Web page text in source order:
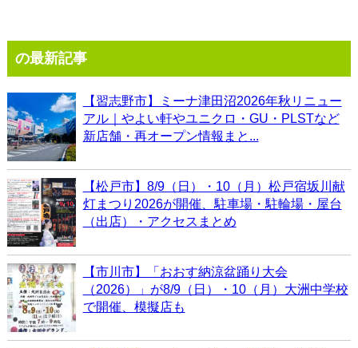
の最新記事
【習志野市】ミーナ津田沼2026年秋リニュー
アル｜やよい軒やユニクロ・GU・PLSTなど
新店舗・再オープン情報まと...
【松戸市】8/9（日）・10（月）松戸宿坂川献
灯まつり2026が開催、駐車場・駐輪場・屋台
（出店）・アクセスまとめ
【市川市】「おおす納涼盆踊り大会
（2026）」が8/9（日）・10（月）大洲中学校
で開催、模擬店も